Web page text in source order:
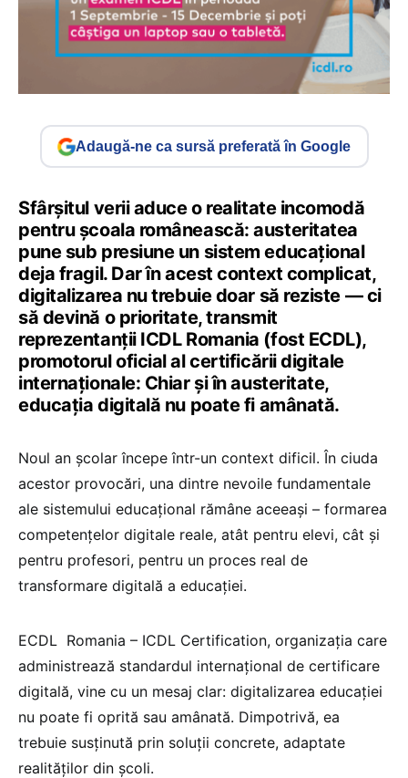
Adaugă-ne ca sursă preferată în Google
Sfârșitul verii aduce o realitate incomodă
pentru școala românească: austeritatea
pune sub presiune un sistem educațional
deja fragil. Dar în acest context complicat,
digitalizarea nu trebuie doar să reziste — ci
să devină o prioritate, transmit
reprezentanții ICDL Romania (fost ECDL),
promotorul oficial al certificării digitale
internaționale: Chiar și în austeritate,
educația digitală nu poate fi amânată.
Noul an școlar începe într-un context dificil. În ciuda
acestor provocări, una dintre nevoile fundamentale
ale sistemului educațional rămâne aceeași – formarea
competențelor digitale reale, atât pentru elevi, cât și
pentru profesori, pentru un proces real de
transformare digitală a educației.
ECDL Romania – ICDL Certification, organizația care
administrează standardul internațional de certificare
digitală, vine cu un mesaj clar: digitalizarea educației
nu poate fi oprită sau amânată. Dimpotrivă, ea
trebuie susținută prin soluții concrete, adaptate
realităților din școli.